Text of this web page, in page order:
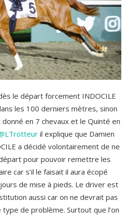
le départ forcement INDOCILE
les 100 derniers mètres, sinon
en 7 chevaux et le Quinté en
il explique que Damien
a décidé volontairement de ne
pour pouvoir remettre les
car s’il le faisait il aura écopé
de mise à pieds. Le driver est
aussi car on ne devrait pas
de problème. Surtout que l’on